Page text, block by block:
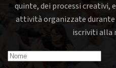
quinte, dei processi creativi,
attività organizzate durante
iscriviti alla